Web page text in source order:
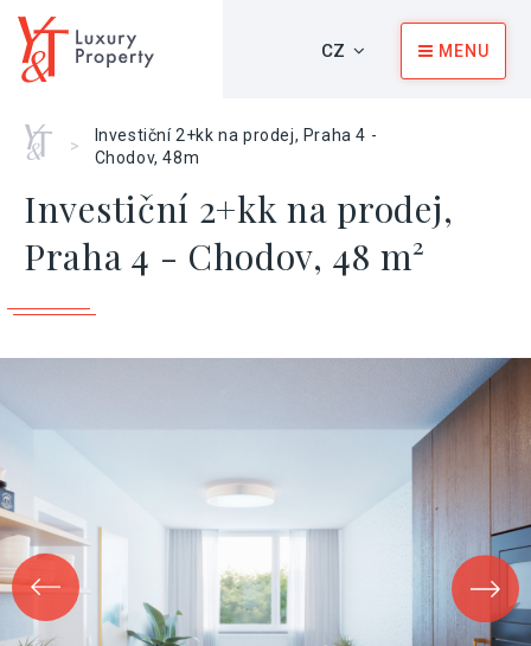
CZ MENU
Home
>
Investiční 2+kk na prodej, Praha 4 -
Chodov, 48m
Investiční 2+kk na prodej,
Praha 4 - Chodov, 48 m²